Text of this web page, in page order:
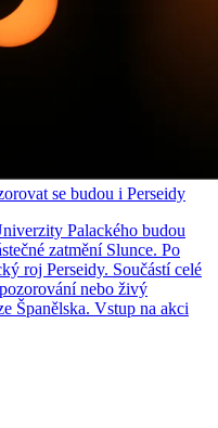
se budou i Perseidy
Palackého budou
zatmění Slunce. Po
roj Perseidy. Součástí celé
nebo živý
Španělska. Vstup na akci